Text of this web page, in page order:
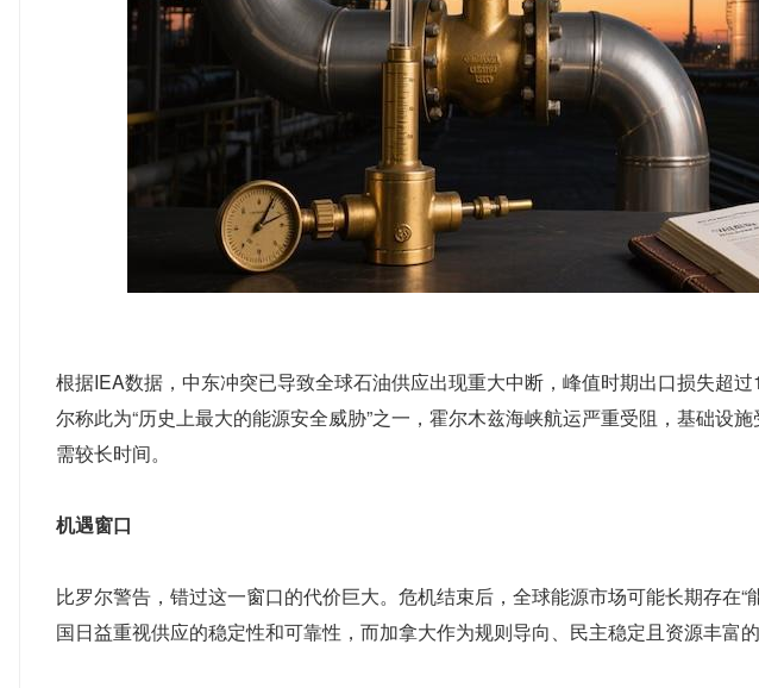
根据IEA数据，中东冲突已导致全球石油供应出现重大中断，峰值时期出口损失超
尔称此为“历史上最大的能源安全威胁”之一，霍尔木兹海峡航运严重受阻，基础设
需较长时间。
机遇窗口
比罗尔警告，错过这一窗口的代价巨大。危机结束后，全球能源市场可能长期存在“
国日益重视供应的稳定性和可靠性，而加拿大作为规则导向、民主稳定且资源丰富的